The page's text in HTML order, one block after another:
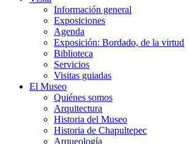
Información general
Exposiciones
Agenda
Exposición: Bordado, de la virtud
Biblioteca
Servicios
Visitas guiadas
El Museo
Quiénes somos
Arquitectura
Historia del Museo
Historia de Chapultepec
Arqueología